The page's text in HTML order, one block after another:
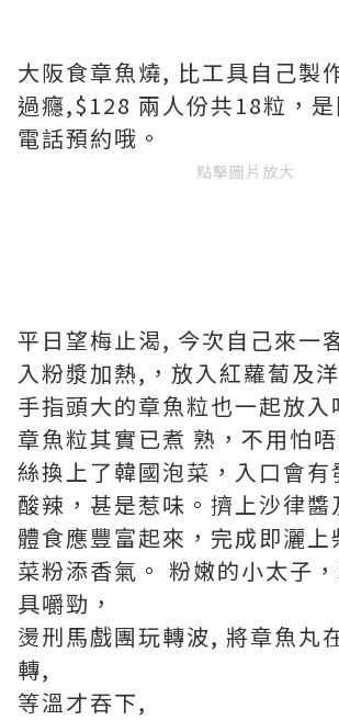
大阪食章魚燒, 比工具自己製
過癮,$128 兩人份共18粒，
電話預約哦。
點擊圖片放大
平日望梅止渴, 今次自己來一
入粉漿加熱,，放入紅蘿蔔及
手指頭大的章魚粒也一起放
章魚粒其實已煮 熟，不用怕
絲換上了韓國泡菜，入口會有
酸辣，甚是惹味。擠上沙律醬
體食應豐富起來，完成即灑上
菜粉添香氣。 粉嫩的小太子
具嚼勁，
燙刑馬戲團玩轉波, 將章魚丸
轉,
等溫才吞下,